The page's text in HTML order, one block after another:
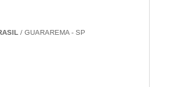
/ GUARAREMA - SP